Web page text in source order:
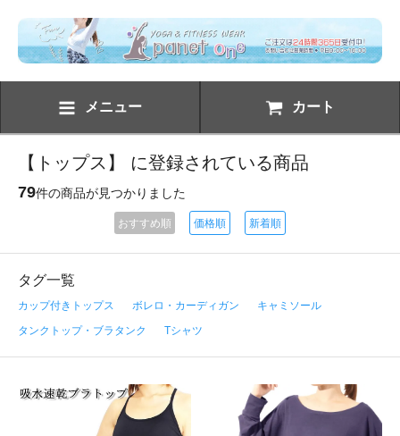
メニュー カート
【トップス】 に登録されている商品
79件の商品が見つかりました
おすすめ順 価格順 新着順
タグ一覧
カップ付きトップス ボレロ・カーディガン
キャミソール
タンクトップ・ブラタンク
Tシャツ